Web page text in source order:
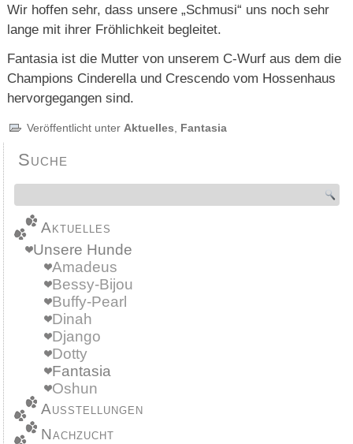
Wir hoffen sehr, dass unsere „Schmusi“ uns noch sehr
lange mit ihrer Fröhlichkeit begleitet.
Fantasia ist die Mutter von unserem C-Wurf aus dem die
Champions Cinderella und Crescendo vom Hossenhaus
hervorgegangen sind.
Veröffentlicht unter Aktuelles, Fantasia
Suche
Aktuelles
Unsere Hunde
Amadeus
Bessy-Bijou
Buffy-Pearl
Dinah
Django
Dotty
Fantasia
Oshun
Ausstellungen
Nachzucht